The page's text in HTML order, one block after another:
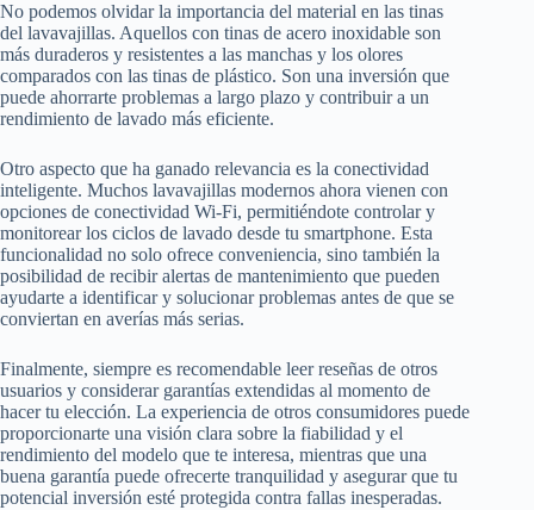
No podemos olvidar la importancia del material en las tinas
del lavavajillas. Aquellos con tinas de acero inoxidable son
más duraderos y resistentes a las manchas y los olores
comparados con las tinas de plástico. Son una inversión que
puede ahorrarte problemas a largo plazo y contribuir a un
rendimiento de lavado más eficiente.
Otro aspecto que ha ganado relevancia es la conectividad
inteligente. Muchos lavavajillas modernos ahora vienen con
opciones de conectividad Wi-Fi, permitiéndote controlar y
monitorear los ciclos de lavado desde tu smartphone. Esta
funcionalidad no solo ofrece conveniencia, sino también la
posibilidad de recibir alertas de mantenimiento que pueden
ayudarte a identificar y solucionar problemas antes de que se
conviertan en averías más serias.
Finalmente, siempre es recomendable leer reseñas de otros
usuarios y considerar garantías extendidas al momento de
hacer tu elección. La experiencia de otros consumidores puede
proporcionarte una visión clara sobre la fiabilidad y el
rendimiento del modelo que te interesa, mientras que una
buena garantía puede ofrecerte tranquilidad y asegurar que tu
potencial inversión esté protegida contra fallas inesperadas.